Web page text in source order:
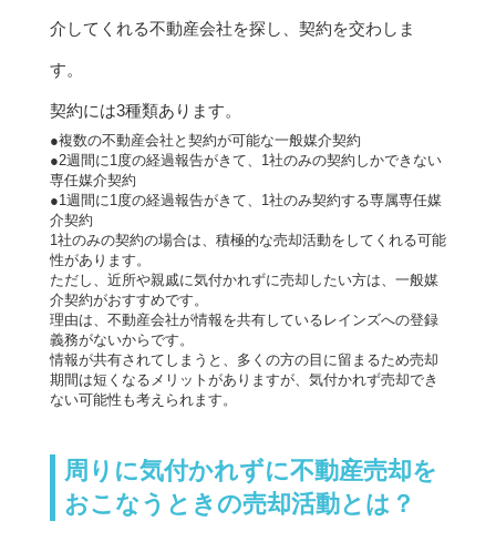
介してくれる不動産会社を探し、契約を交わしま
す。
契約には3種類あります。
●複数の不動産会社と契約が可能な一般媒介契約
●2週間に1度の経過報告がきて、1社のみの契約しかできない
専任媒介契約
●1週間に1度の経過報告がきて、1社のみ契約する専属専任媒
介契約
1社のみの契約の場合は、積極的な売却活動をしてくれる可能
性があります。
ただし、近所や親戚に気付かれずに売却したい方は、一般媒
介契約がおすすめです。
理由は、不動産会社が情報を共有しているレインズへの登録
義務がないからです。
情報が共有されてしまうと、多くの方の目に留まるため売却
期間は短くなるメリットがありますが、気付かれず売却でき
ない可能性も考えられます。
周りに気付かれずに不動産売却を
おこなうときの売却活動とは？